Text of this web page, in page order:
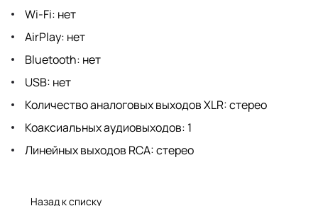
Wi-Fi: нет
AirPlay: нет
Bluetooth: нет
USB: нет
Количество аналоговых выходов XLR: стерео
Коаксиальных аудиовыходов: 1
Линейных выходов RCA: стерео
Назад к списку